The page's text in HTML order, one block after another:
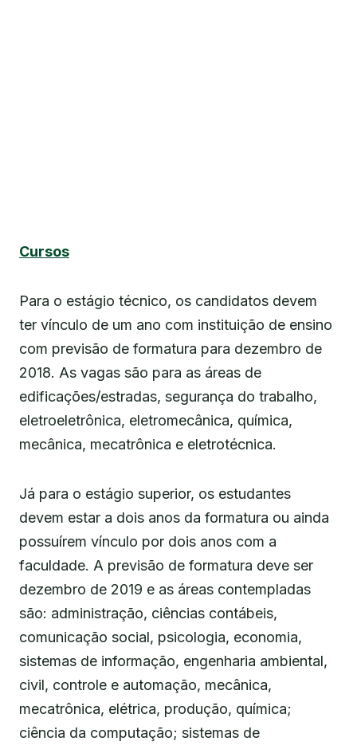
Cursos
Para o estágio técnico, os candidatos devem
ter vínculo de um ano com instituição de ensino
com previsão de formatura para dezembro de
2018. As vagas são para as áreas de
edificações/estradas, segurança do trabalho,
eletroeletrônica, eletromecânica, química,
mecânica, mecatrônica e eletrotécnica.
Já para o estágio superior, os estudantes
devem estar a dois anos da formatura ou ainda
possuírem vínculo por dois anos com a
faculdade. A previsão de formatura deve ser
dezembro de 2019 e as áreas contempladas
são: administração, ciências contábeis,
comunicação social, psicologia, economia,
sistemas de informação, engenharia ambiental,
civil, controle e automação, mecânica,
mecatrônica, elétrica, produção, química;
ciência da computação; sistemas de